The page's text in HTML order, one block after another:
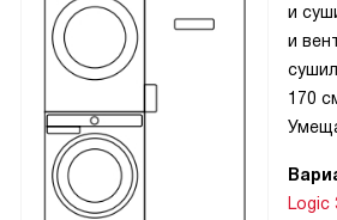
и
и
170
Logic